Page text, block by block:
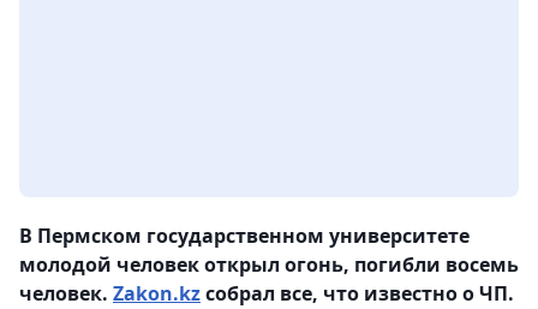
В Пермском государственном университете
молодой человек открыл огонь, погибли восемь
человек. Zakon.kzсобрал все, что известно о ЧП.